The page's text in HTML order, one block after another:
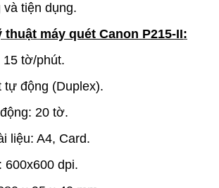
và tiện dụng.
thuật máy quét Canon P215-II:
15 tờ/phút.
tự động (Duplex).
20 tờ.
liệu: A4, Card.
600x600 dpi.